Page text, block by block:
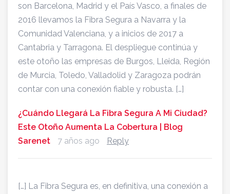
son Barcelona, Madrid y el País Vasco, a finales de
2016 llevamos la Fibra Segura a Navarra y la
Comunidad Valenciana, y a inicios de 2017 a
Cantabria y Tarragona. El despliegue continúa y
este otoño las empresas de Burgos, Lleida, Región
de Murcia, Toledo, Valladolid y Zaragoza podrán
contar con una conexión fiable y robusta. […]
¿Cuándo Llegará La Fibra Segura A Mi Ciudad?
Este Otoño Aumenta La Cobertura | Blog
Sarenet
7 años ago Reply
[…] La Fibra Segura es, en definitiva, una conexión a